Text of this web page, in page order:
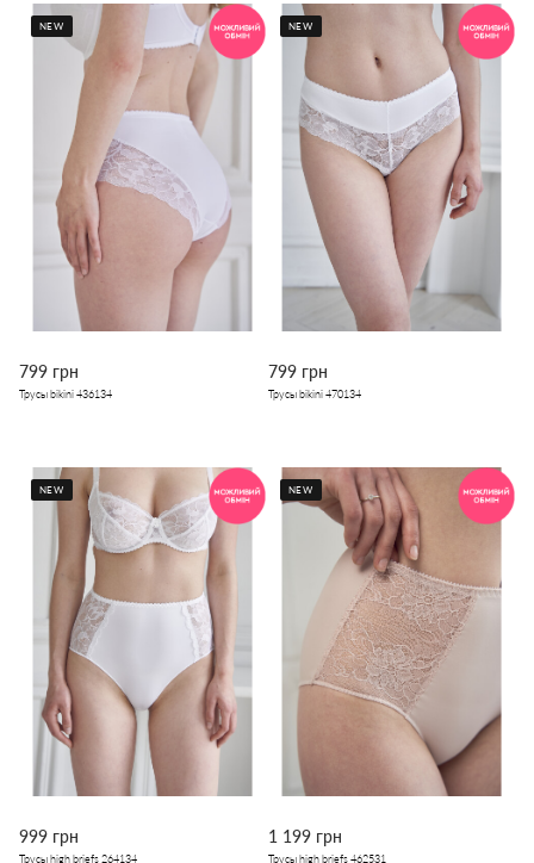
NEW
799 грн
Трусы bikini 436134
NEW
799 грн
Трусы bikini 470134
NEW
999 грн
Трусы high briefs 264134
NEW
1 199 грн
Трусы high briefs 462531